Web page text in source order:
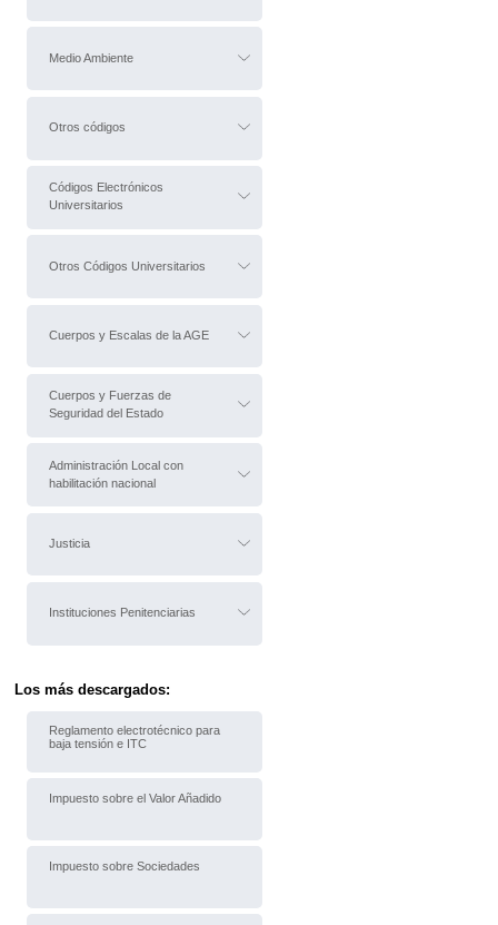
Medio Ambiente
Otros códigos
Códigos Electrónicos
Universitarios
Otros Códigos Universitarios
Cuerpos y Escalas de la AGE
Cuerpos y Fuerzas de
Seguridad del Estado
Administración Local con
habilitación nacional
Justicia
Instituciones Penitenciarias
Los más descargados:
Reglamento electrotécnico para
baja tensión e ITC
Impuesto sobre el Valor Añadido
Impuesto sobre Sociedades